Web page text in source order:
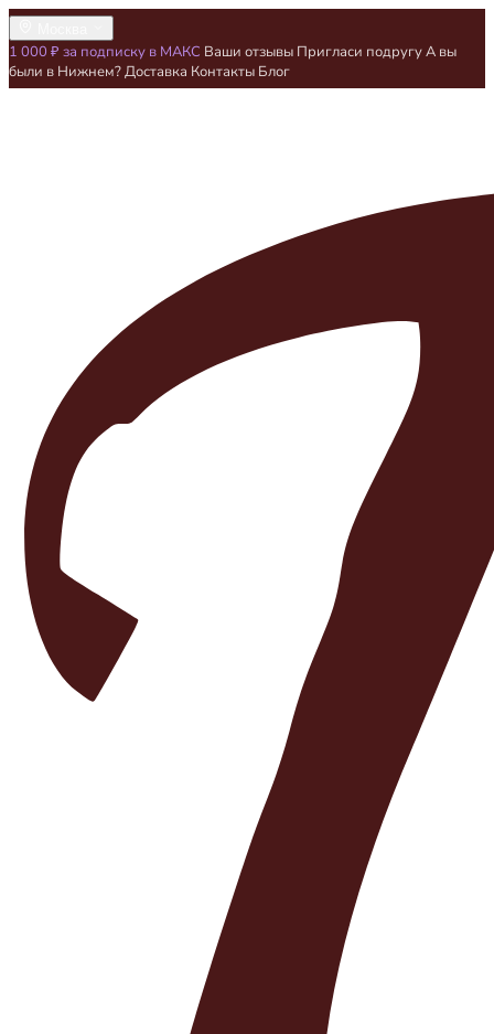
1 000 ₽ за подписку в МАКС Ваши отзывы Пригласи подругуА вы
были в Нижнем?Доставка Контакты Блог